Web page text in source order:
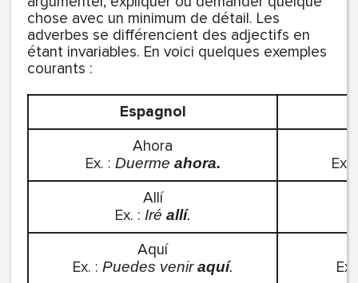
chose avec un minimum de détail. Les
adverbes se différencient des adjectifs en
étant invariables. En voici quelques exemples
courants :
Espagnol
Ahora
Ex. : Duerme ahora.
Ex.
Allí
Ex. : Iré allí.
Aquí
Ex. : Puedes veniraquí.